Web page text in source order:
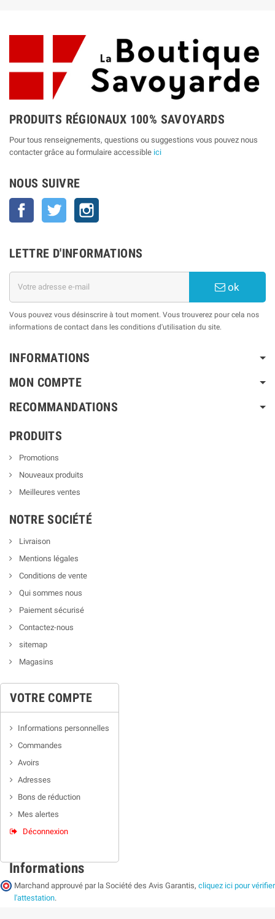
PRODUITS RÉGIONAUX 100% SAVOYARDS
Pour tous renseignements, questions ou suggestions vous pouvez nous
contacter grâce au formulaire accessible ici
NOUS SUIVRE
Facebook Twitter
LETTRE D'INFORMATIONS
ok
Vous pouvez vous désinscrire à tout moment. Vous trouverez pour cela nos
informations de contact dans les conditions d'utilisation du site.
INFORMATIONS
MON COMPTE
RECOMMANDATIONS
PRODUITS
Promotions
Nouveaux produits
Meilleures ventes
NOTRE SOCIÉTÉ
Livraison
Mentions légales
Conditions de vente
Qui sommes nous
Paiement sécurisé
Contactez-nous
sitemap
Magasins
VOTRE COMPTE
Informations personnelles
Commandes
Avoirs
Adresses
Bons de réduction
Mes alertes
Déconnexion
Informations
Marchand approuvé par la Société des Avis Garantis, cliquez ici pour vérifier
l'attestation.